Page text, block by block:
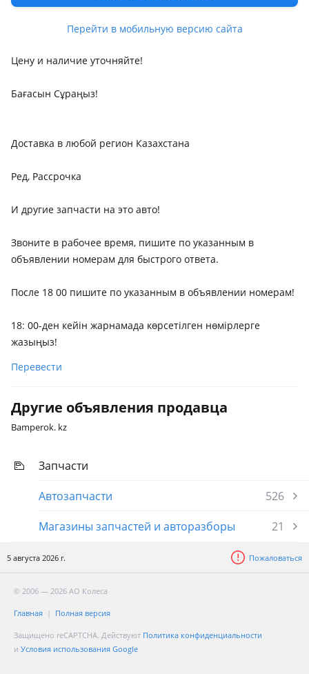
Перейти в мобильную версию сайта
И другие запчасти по этому авто!
Цену и наличие уточняйте!
Бағасын Сұраңыз!
Доставка в любой регион Казахстана
Ред, Рассрочка
И другие запчасти на это авто!
Звоните в рабочее время, пишите по указанным в
объявлении номерам для быстрого ответа.
После 18 00 пишите по указанным в объявлении номерам!
18: 00-ден кейін жарнамада көрсетілген нөмірлерге
жазыңыз!
Перевести
Другие объявления продавца
Bamperok. kz
Запчасти
Автозапчасти
526
Магазины запчастей и авторазборы
21
5 августа 2026 г. Пожаловаться
© 2006 — 2026 АО Колеса
Главная Полная версия
Защищено reCAPTCHA. Действуют Политика конфиденциальности
и Условия использования Google